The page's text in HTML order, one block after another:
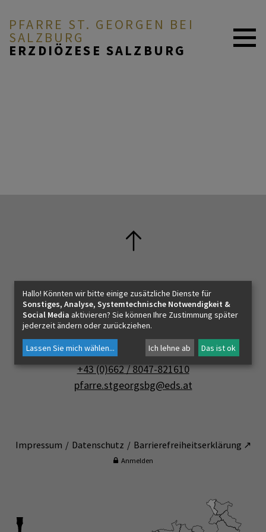
PFARRE ST. GEORGEN BEI
SALZBURG
ERZDIÖZESE SALZBURG
E-SEKRETARIAT
Pfarre St. Georgen bei Salzburg
Pfarrhofstraße 1
5113 St. Georgen bei Salzburg
+43 (0)662 / 8047-821610
pfarre.stgeorgsbg@eds.at
Impressum Datenschutz Barrierefreiheitserklärung ↗
Anmelden
Hallo! Könnten wir bitte einige zusätzliche Dienste für
Sonstiges, Analyse, Systemtechnische Notwendigkeit &
Social Media aktivieren? Sie können Ihre Zustimmung später
jederzeit ändern oder zurückziehen.
Lassen Sie mich wählen... Ich lehne ab Das ist ok